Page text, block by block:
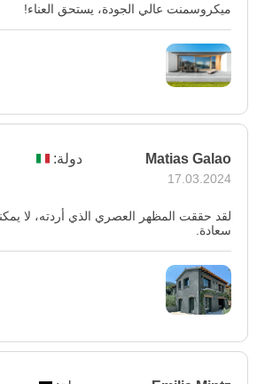
ميكروسمنت عالي الجودة، يستحق العناء!
Matias Galao
17.03.2024
دولة:
لقد حققت المظهر العصري الذي أردته، لا
سعادة.